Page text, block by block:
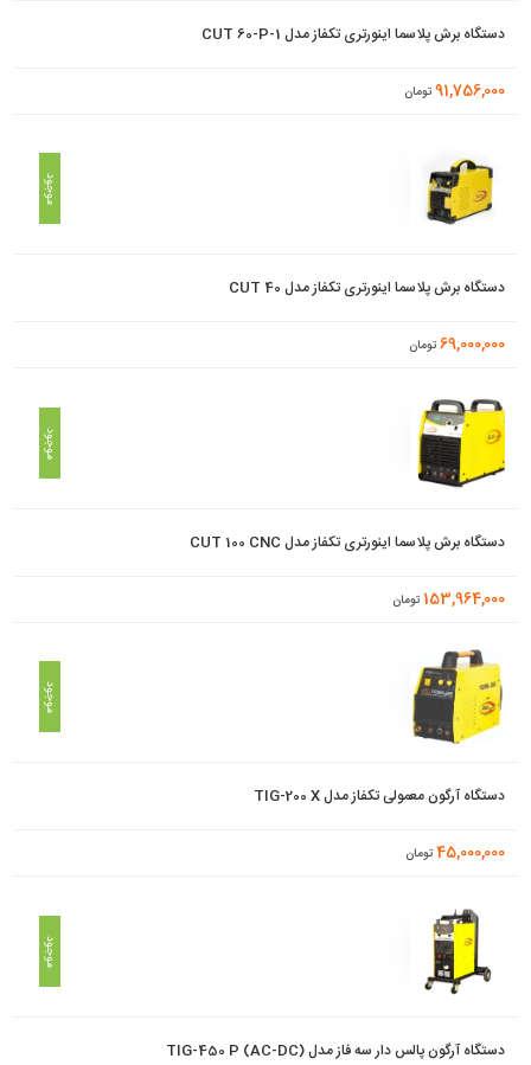
دستگاه برش پلاسما اینورتری تکفاز مدل CUT 60-P-1
91,756,000 تومان
موجود
دستگاه برش پلاسما اینورتری تکفاز مدل CUT 40
69,000,000 تومان
موجود
دستگاه برش پلاسما اینورتری تکفاز مدل CUT 100 CNC
153,964,000 تومان
موجود
دستگاه آرگون معمولی تکفاز مدل TIG-200 X
45,000,000 تومان
موجود
دستگاه آرگون پالس دار سه فاز مدل TIG-450 P (AC-DC)